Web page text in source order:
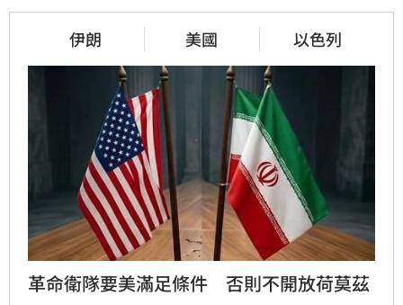
伊朗 美國 以色列
革命衛隊要美滿足條件　否則不開放荷莫茲